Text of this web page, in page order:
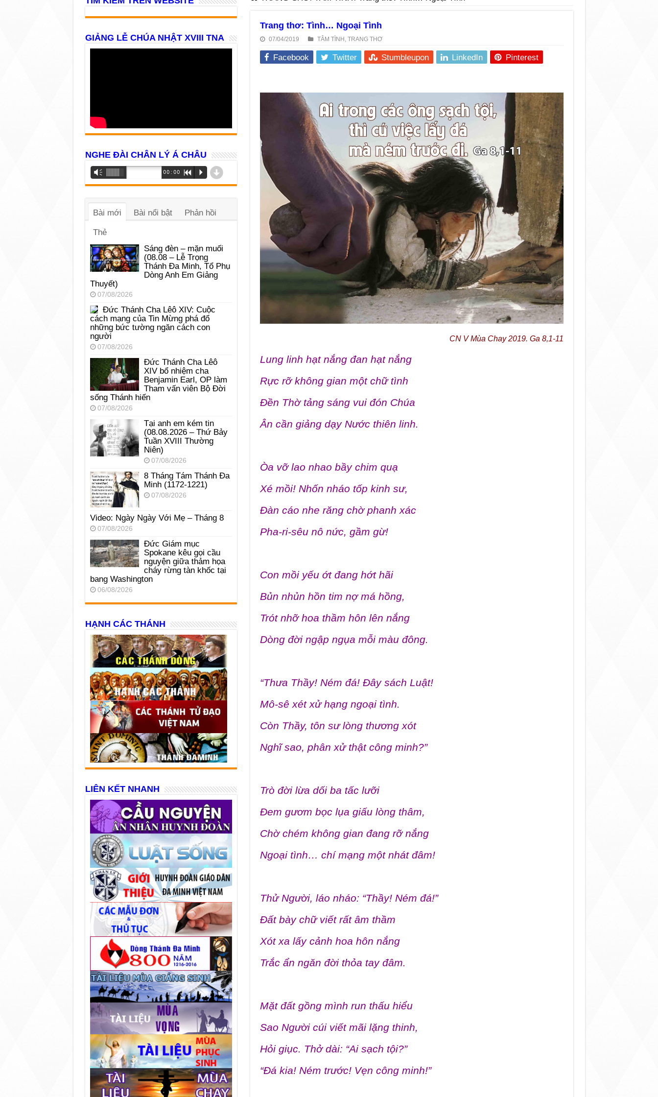
Trang thơ: Tình… Ngoại Tình
07/04/2019 TÂM TÌNH , TRANG THƠ
Facebook Twitter Stumbleupon LinkedIn Pinterest
CN V Mùa Chay 2019. Ga 8,1-11
Lung linh hạt nắng đan hạt nắng
Rực rỡ không gian một chữ tình
Đền Thờ tảng sáng vui đón Chúa
Ân cần giảng dạy Nước thiên linh.
Òa vỡ lao nhao bầy chim quạ
Xé mồi! Nhốn nháo tốp kinh sư,
Đàn cáo nhe răng chờ phanh xác
Pha-ri-sêu nô nức, gầm gừ!
Con mồi yếu ớt đang hớt hãi
Bủn nhủn hồn tim nợ má hồng,
Trót nhỡ hoa thầm hôn lên nắng
Dòng đời ngập ngụa mỗi màu đông.
“Thưa Thầy! Ném đá! Đây sách Luật!
Mô-sê xét xử hạng ngoại tình.
Còn Thầy, tôn sư lòng thương xót
Nghĩ sao, phân xử thật công minh?”
Trò đời lừa dối ba tấc lưỡi
Đem gươm bọc lụa giấu lòng thâm,
Chờ chém không gian đang rỡ nắng
Ngoại tình… chí mạng một nhát đâm!
Thử Người, láo nháo: “Thầy! Ném đá!”
Đất bày chữ viết rất âm thầm
Xót xa lấy cảnh hoa hôn nắng
Trắc ẩn ngăn đời thỏa tay đâm.
Mặt đất gồng mình run thấu hiểu
Sao Người cúi viết mãi lặng thinh,
Hỏi giục. Thở dài: “Ai sạch tội?”
“Đá kia! Ném trước! Vẹn công minh!”
GIẢNG LỄ CHÚA NHẬT XVIII TNA
NGHE ĐÀI CHÂN LÝ Á CHÂU
Trình
phát
âm
Vm 00:00 R P d
Bài mới Bài nổi bật Phản hồi
Thẻ
Sáng đèn – mặn muối
(08.08 – Lễ Trọng
Thánh Đa Minh, Tổ Phụ
Dòng Anh Em Giảng
Thuyết)
07/08/2026
Đức Thánh Cha Lêô XIV: Cuộc
cách mạng của Tin Mừng phá đổ
những bức tường ngăn cách con
người
07/08/2026
Đức Thánh Cha Lêô
XIV bổ nhiệm cha
Benjamin Earl, OP làm
Tham vấn viên Bộ Đời
sống Thánh hiến
07/08/2026
Tại anh em kém tin
(08.08.2026 – Thứ Bảy
Tuần XVIII Thường
Niên)
07/08/2026
8 Tháng Tám Thánh Ða
Minh (1172-1221)
07/08/2026
Video: Ngày Ngày Với Mẹ – Tháng 8
07/08/2026
Đức Giám mục
Spokane kêu gọi cầu
nguyện giữa thảm họa
cháy rừng tàn khốc tại
bang Washington
06/08/2026
HẠNH CÁC THÁNH
LIÊN KẾT NHANH